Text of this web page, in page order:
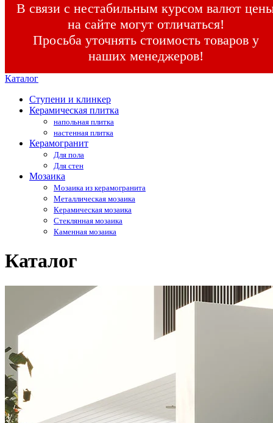
В связи с нестабильным курсом валют
на сайте могут отличаться!
Просьба уточнять стоимость товаров у
наших менеджеров!
Каталог
Ступени и клинкер
Керамическая плитка
напольная плитка
настенная плитка
Керамогранит
Для пола
Для стен
Мозаика
Мозаика из керамогранита
Металлическая мозаика
Керамическая мозаика
Стеклянная мозаика
Каменная мозаика
Каталог